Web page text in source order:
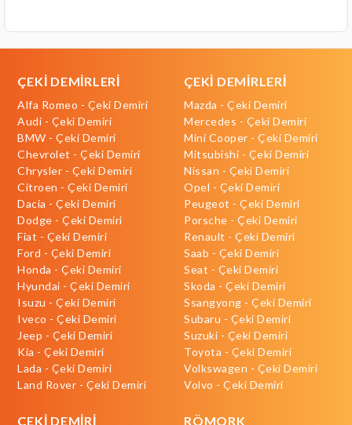
ÇEKİ DEMİRLERİ
Alfa Romeo - Çeki Demiri
Audi - Çeki Demiri
BMW - Çeki Demiri
Chevrolet - Çeki Demiri
Chrysler - Çeki Demiri
Citroen - Çeki Demiri
Dacia - Çeki Demiri
Dodge - Çeki Demiri
Fiat - Çeki Demiri
Ford - Çeki Demiri
Honda - Çeki Demiri
Hyundai - Çeki Demiri
Isuzu - Çeki Demiri
Iveco - Çeki Demiri
Jeep - Çeki Demiri
Kia - Çeki Demiri
Lada - Çeki Demiri
Land Rover - Çeki Demiri
ÇEKİ DEMİRLERİ
Mazda - Çeki Demiri
Mercedes - Çeki Demiri
Mini Cooper - Çeki Demiri
Mitsubishi - Çeki Demiri
Nissan - Çeki Demiri
Opel - Çeki Demiri
Peugeot - Çeki Demiri
Porsche - Çeki Demiri
Renault - Çeki Demiri
Saab - Çeki Demiri
Seat - Çeki Demiri
Skoda - Çeki Demiri
Ssangyong - Çeki Demiri
Subaru - Çeki Demiri
Suzuki - Çeki Demiri
Toyota - Çeki Demiri
Volkswagen - Çeki Demiri
Volvo - Çeki Demiri
ÇEKİ DEMİRİ RÖMORK